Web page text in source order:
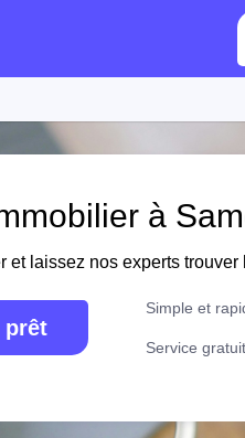
à
et laissez nos experts
prêt
Simple et
Service